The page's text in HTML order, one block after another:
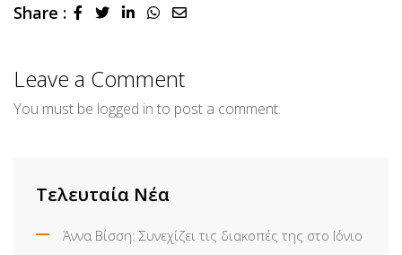
Share : LinkedInWhatsapp
Share
Leave a Comment
You must be logged in to post a comment.
Τελευταία Νέα
Άννα Βίσση: Συνεχίζει τις διακοπές της στο Ιόνιο